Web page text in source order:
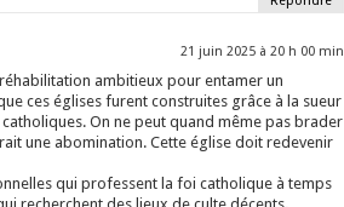
21 juin 2025 à 20 h 00 min
ambitieux pour entamer un
ces églises furent construites grâce à la sueur
On ne peut quand même pas brader
une abomination. Cette église doit redevenir
qui professent la foi catholique à temps